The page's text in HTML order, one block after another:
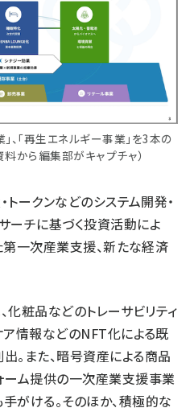
、「再生エネルギー事業」を3本の
から編集部がキャプチャ）
ークンなどのシステム開発・
ーチに基づく投資活動によ
一次産業支援、新たな経済
粧品などのトレーサビリティ
ア情報などのNFT化による既
。また、暗号資産による商品
ーム提供の一次産業支援事業
がける。そのほか、積極的な